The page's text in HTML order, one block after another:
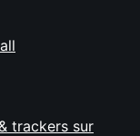
trackers sur